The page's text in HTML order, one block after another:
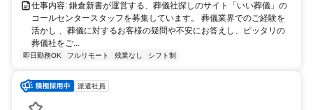
仕事内容: 鎌倉新書が運営する、葬儀社探しのサイト「いい葬儀」の
コールセンタースタッフを募集しています。 葬儀業界でのご経験を
活かし 、葬儀に対するお客様の疑問や不安にお答えし、ピッタリの
葬儀社をご...
即日勤務OK フルリモート 残業なし シフト制
派遣社員